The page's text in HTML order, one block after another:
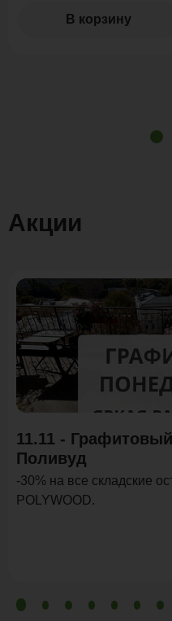
В корзину
Акции
11.11 -
Поливуд
-30% на все складские
POLYWOOD.